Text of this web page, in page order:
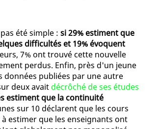
été simple : si 29% estiment que
difficultés et 19% évoquent
7% ont trouvé cette nouvelle
perdus. Enfin, près d'un jeune
données publiées par une autre
deux avait décrôché de ses études
estiment que la continuité
sur 10 déclarent que les cours
estimer que les enseignants ont